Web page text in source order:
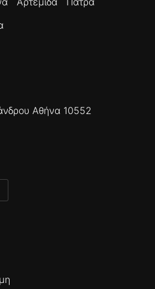
Αθήνα 10552